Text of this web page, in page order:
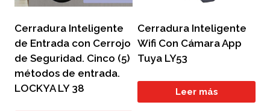
Cerradura Inteligente
de Entrada con Cerrojo
de Seguridad. Cinco (5)
métodos de entrada.
LOCKYA LY 38
Cerradura Inteligente
Wifi Con Cámara App
Tuya LY53
Leer más